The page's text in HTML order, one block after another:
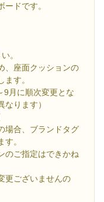
ドです。
。
、座面クッションの
す。
9月に順次変更とな
ります）
場合、ブランドタグ
。
のご指定はできかね
更ございませんの